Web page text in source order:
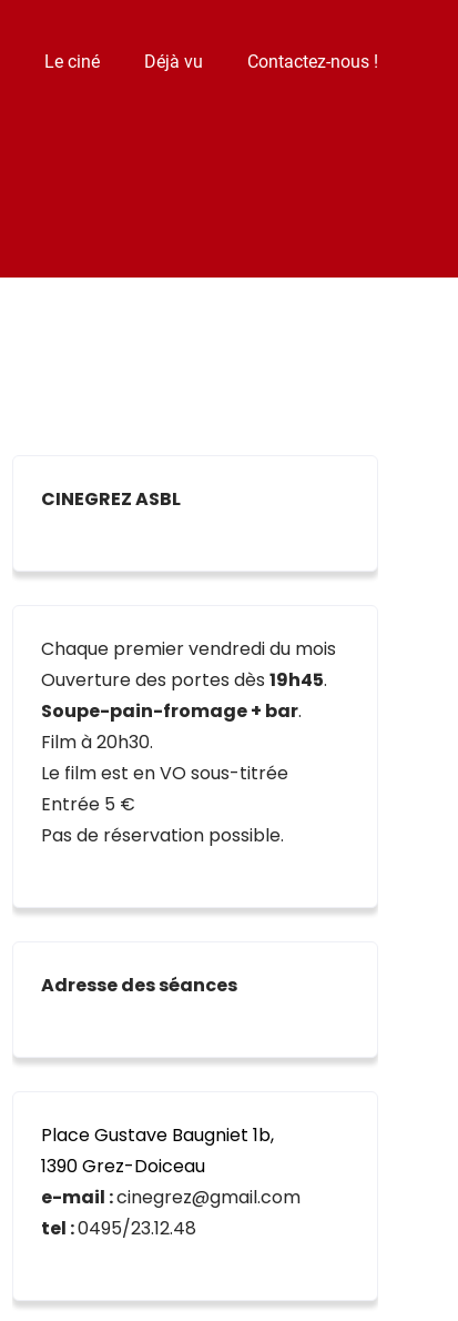
Le ciné Déjà vu Contactez-nous !
CINEGREZ ASBL
Chaque premier vendredi du mois
Ouverture des portes dès 19h45.
Soupe-pain-fromage + bar.
Film à 20h30.
Le film est en VO sous-titrée
Entrée 5 €
Pas de réservation possible.
Adresse des séances
Place Gustave Baugniet 1b,
1390 Grez-Doiceau
e-mail :cinegrez@gmail.com
tel :0495/23.12.48